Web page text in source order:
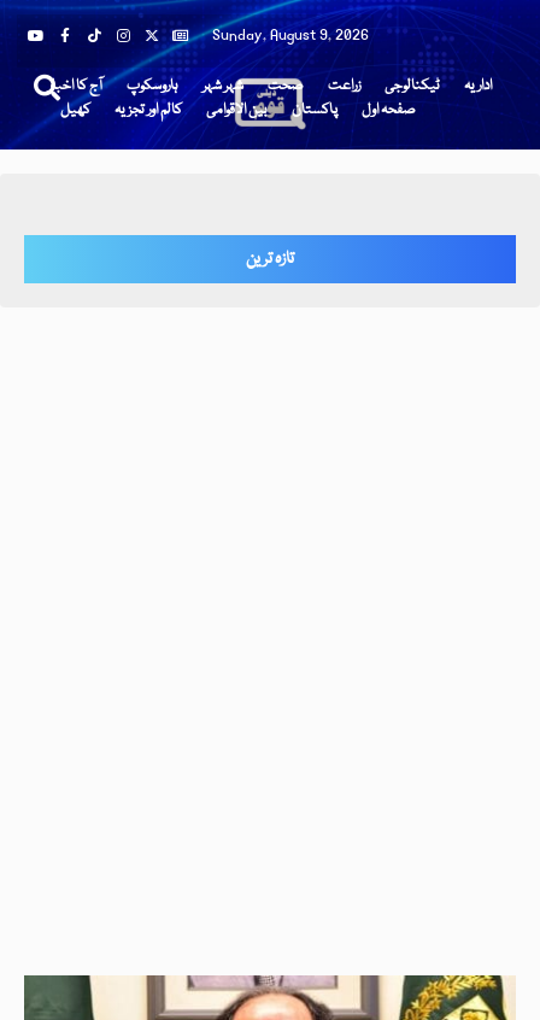
Sunday, August 9, 2026
آج کا اخبار ہاروسکوپ شہر شہر صحت زراعت ٹیکنالوجی
اداریہ
کھیل
کالم اور تجزیہ بین الاقوامی پاکستان صفحہ اول
تازہ ترین